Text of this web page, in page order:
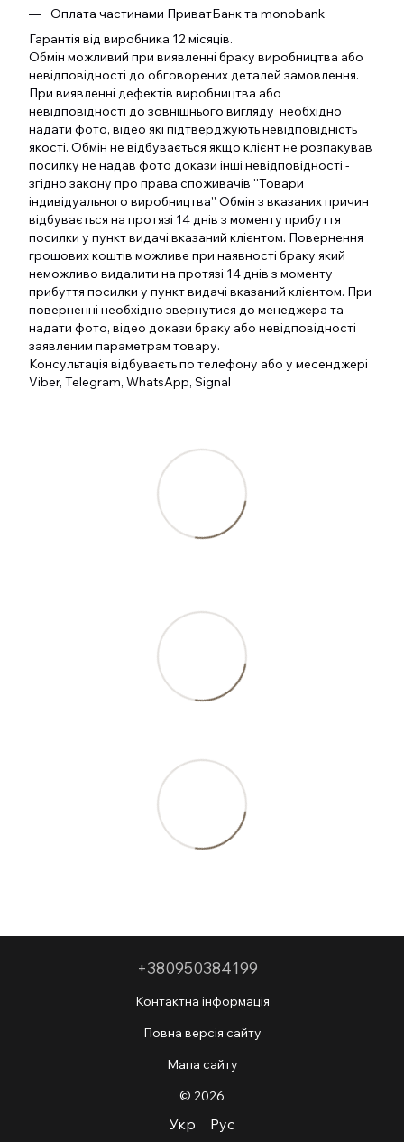
Оплата частинами ПриватБанк та monobank
Гарантія від виробника 12 місяців.
Обмін можливий при виявленні браку виробництва або
невідповідності до обговорених деталей замовлення.
При виявленні дефектів виробництва або
невідповідності до зовнішнього вигляду необхідно
надати фото, відео які підтверджують невідповідність
якості. Обмін не відбувається якщо клієнт не розпакував
посилку не надав фото докази інші невідповідності -
згідно закону про права споживачів ''Товари
індивідуального виробництва'' Обмін з вказаних причин
відбувається на протязі 14 днів з моменту прибуття
посилки у пункт видачі вказаний клієнтом. Повернення
грошових коштів можливе при наявності браку який
неможливо видалити на протязі 14 днів з моменту
прибуття посилки у пункт видачі вказаний клієнтом. При
поверненні необхідно звернутися до менеджера та
надати фото, відео докази браку або невідповідності
заявленим параметрам товару.
Консультація відбуваєть по телефону або у месенджері
Viber, Telegram, WhatsApp, Signal
+380950384199
Контактна інформація
Повна версія сайту
Мапа сайту
© 2026
Укр Рус